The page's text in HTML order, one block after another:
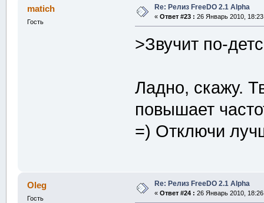
matich
Гость
Re: Релиз FreeDO 2.1 Alpha
« Ответ #23 : 26 Январь 2010,
>Звучит по-
Ладно, скажу.
повышает
=) Отключи
Oleg
Гость
Re: Релиз FreeDO 2.1 Alpha
« Ответ #24 : 26 Январь 2010,